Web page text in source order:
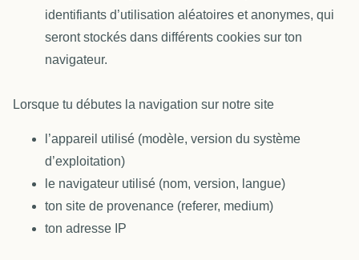
identifiants d’utilisation aléatoires et anonymes, qui
seront stockés dans différents cookies sur ton
navigateur.
Lorsque tu débutes la navigation sur notre site
l’appareil utilisé (modèle, version du système
d’exploitation)
le navigateur utilisé (nom, version, langue)
ton site de provenance (referer, medium)
ton adresse IP